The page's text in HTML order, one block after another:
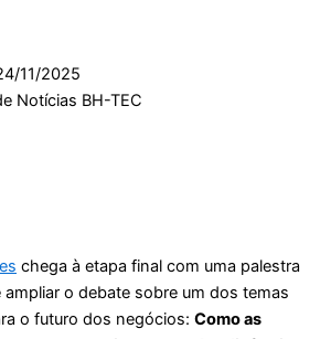
11/2025
Notícias BH-TEC
chega à etapa final com uma palestra
o debate sobre um dos temas
o futuro dos negócios: Como as